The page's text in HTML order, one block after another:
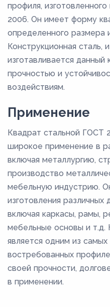
профиля,
2006. Он имеет форму
определенного размера
Конструкционная сталь,
изготавливается
прочностью и
воздействиям.
Применение
Квадрат стальной ГОСТ
широкое применение в
включая металлургию,
производство
мебельную индустрию.
изготовления различных
включая каркасы, рамы,
мебельные основы и т.д.
является одним из самых
востребованных
своей прочности,
в применении.